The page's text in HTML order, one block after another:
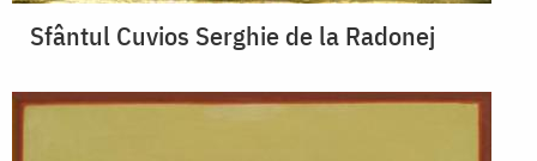
Sfântul Cuvios Serghie de la Radonej